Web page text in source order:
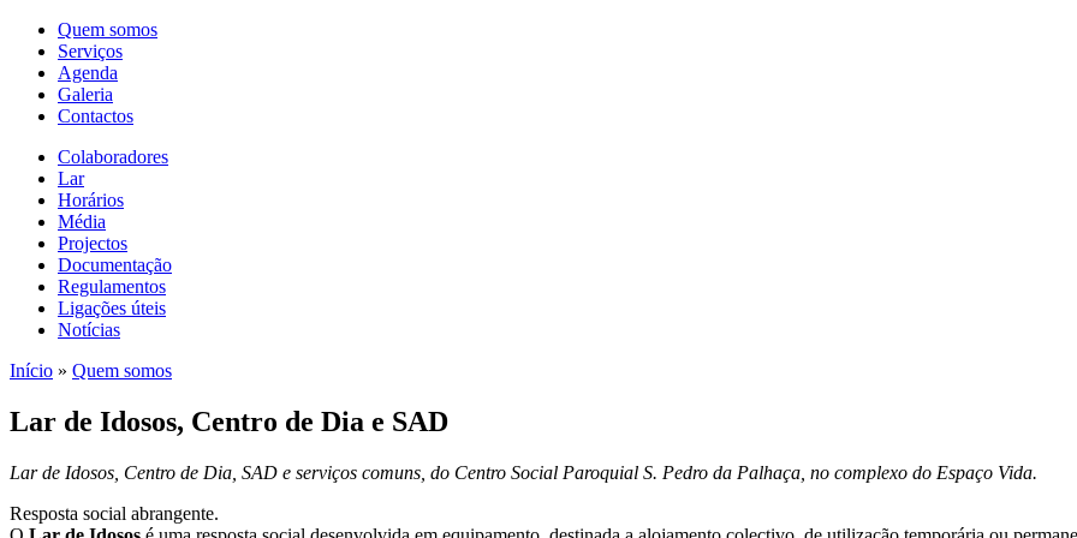
Quem somos
Serviços
Agenda
Galeria
Contactos
Colaboradores
Lar
Horários
Média
Projectos
Documentação
Regulamentos
Ligações úteis
Notícias
Início » Quem somos
Lar de Idosos, Centro de Dia e SAD
Lar de Idosos, Centro de Dia, SAD e serviços comuns, do Centro Social Paroquial S. Pedro da Palhaça, no complexo do Espaço Vida.
Resposta social abrangente.